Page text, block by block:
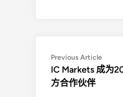
文
章
导
Previous Article
IC Markets 成为
方合作伙伴